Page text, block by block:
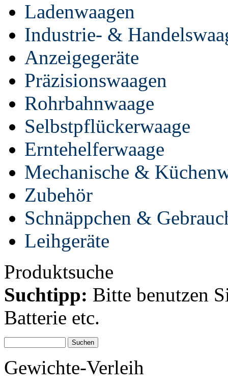
Ladenwaagen
Industrie- &
Anzeigegeräte
Präzisionswaagen
Rohrbahnwaage
Selbstpflückerwaage
Erntehelferwaage
Mechanische &
Zubehör
Schnäppchen &
Leihgeräte
Produktsuche
Suchtipp: Bitte benutzen
Batterie etc.
Gewichte-Verleih